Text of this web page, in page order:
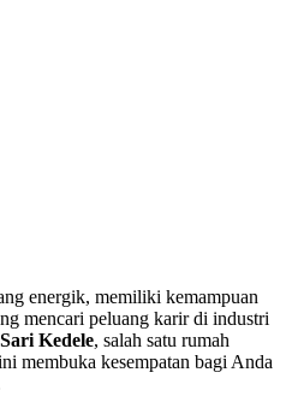
energik, memiliki kemampuan
mencari peluang karir di industri
Kedele, salah satu rumah
membuka kesempatan bagi Anda